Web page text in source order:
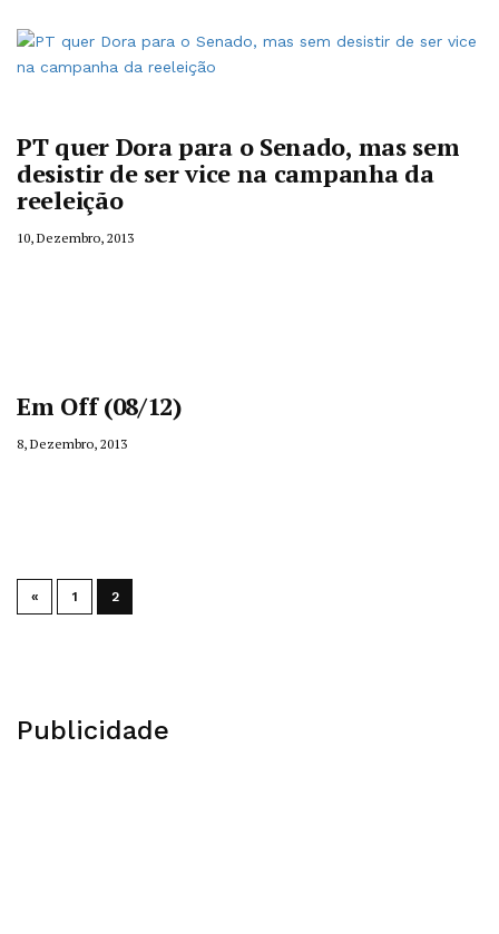
PT quer Dora para o Senado, mas sem
desistir de ser vice na campanha da
reeleição
10, Dezembro, 2013
Em Off (08/12)
8, Dezembro, 2013
« 1 2
Publicidade